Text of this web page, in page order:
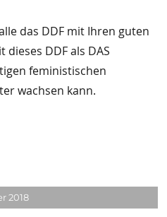
das DDF mit Ihren guten
DDF als DAS
feministischen
wachsen kann.
2018